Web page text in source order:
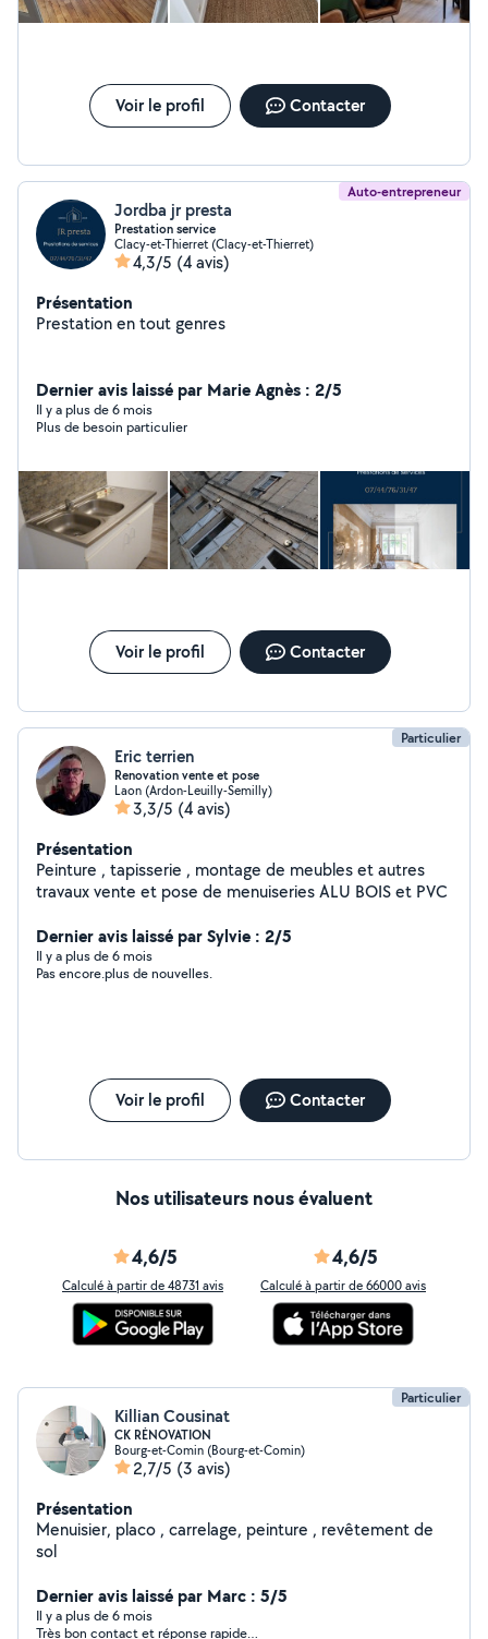
Voir le profil Contacter
Auto-entrepreneur
Jordba jr presta
Prestation service
Clacy-et-Thierret (Clacy-et-Thierret)
4,3/5 (4 avis)
Présentation
Prestation en tout genres
Dernier avis laissé par Marie Agnès : 2/5
Il y a plus de 6 mois
Plus de besoin particulier
Voir le profil Contacter
Particulier
Eric terrien
Renovation vente et pose
Laon (Ardon-Leuilly-Semilly)
3,3/5 (4 avis)
Présentation
Peinture , tapisserie , montage de meubles et autres
travaux vente et pose de menuiseries ALU BOIS et PVC
Dernier avis laissé par Sylvie : 2/5
Il y a plus de 6 mois
Pas encore.plus de nouvelles.
Voir le profil Contacter
Nos utilisateurs nous évaluent
4,6/5
Calculé à partir de 48731 avis
4,6/5
Calculé à partir de 66000 avis
Particulier
Killian Cousinat
CK RÉNOVATION
Bourg-et-Comin (Bourg-et-Comin)
2,7/5 (3 avis)
Présentation
Menuisier, placo , carrelage, peinture , revêtement de
sol
Dernier avis laissé par Marc : 5/5
Il y a plus de 6 mois
Très bon contact et réponse rapide…